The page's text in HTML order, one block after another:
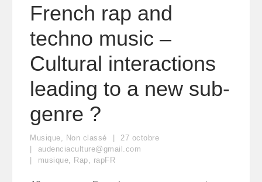
French rap and
techno music –
Cultural interactions
leading to a new sub-
genre ?
Musique Non classé 27 octobre
audenciaculture@gmail.com
musique
Rap rapFR